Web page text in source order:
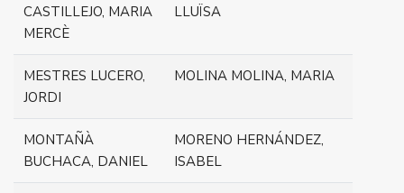
CASTILLEJO, MARIA
MERCÈ
LLUÏSA
MESTRES LUCERO,
JORDI
MOLINA MOLINA, MARIA
MONTAÑÀ
BUCHACA, DANIEL
MORENO HERNÁNDEZ,
ISABEL